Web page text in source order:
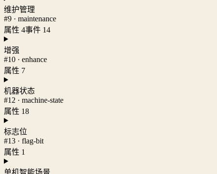
维护管理
#9 · maintenance
属性 4事件 14
增强
#10 · enhance
属性 7
机器状态
#12 · machine-state
属性 18
标志位
#13 · flag-bit
属性 1
单机智能场景